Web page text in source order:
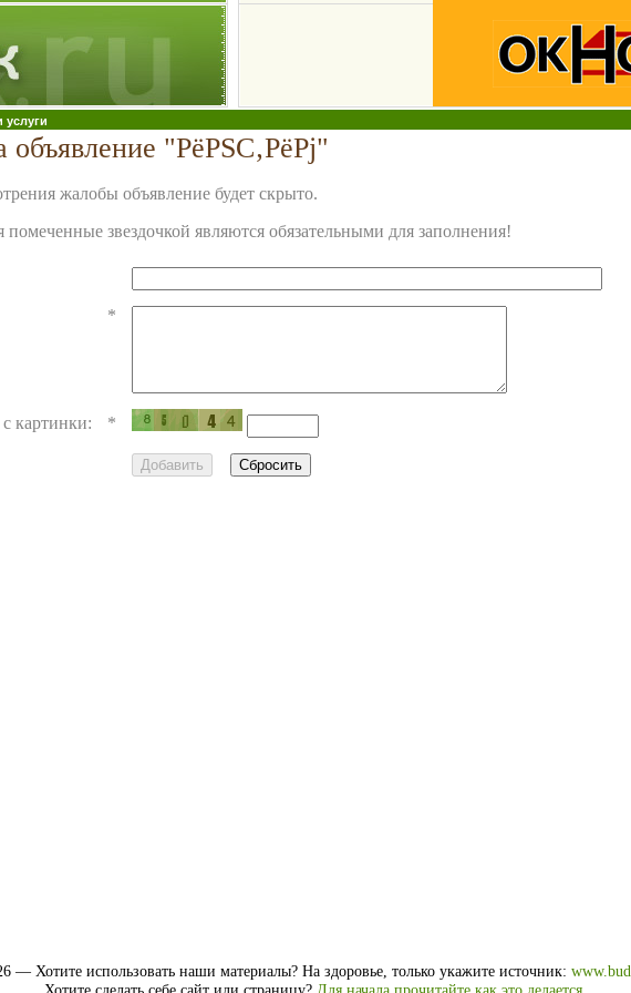
услуги
"РёРЅС‚РёРј"
жалобы объявление будет скрыто.
звездочкой являются обязательными для заполнения!
*
картинки: *
— Хотите использовать наши материалы? На здоровье, только укажите источник: